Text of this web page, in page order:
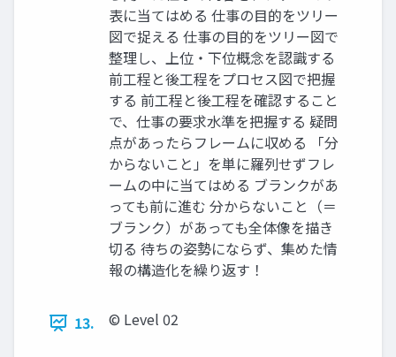
表に当てはめる 仕事の目的をツリー
図で捉える 仕事の目的をツリー図で
整理し、上位・下位概念を認識する
前工程と後工程をプロセス図で把握
する 前工程と後工程を確認すること
で、仕事の要求水準を把握する 疑問
点があったらフレームに収める 「分
からないこと」を単に羅列せずフレ
ームの中に当てはめる ブランクがあ
っても前に進む 分からないこと（＝
ブランク）があっても全体像を描き
切る 待ちの姿勢にならず、集めた情
報の構造化を繰り返す！
13. ©︎ Level 02